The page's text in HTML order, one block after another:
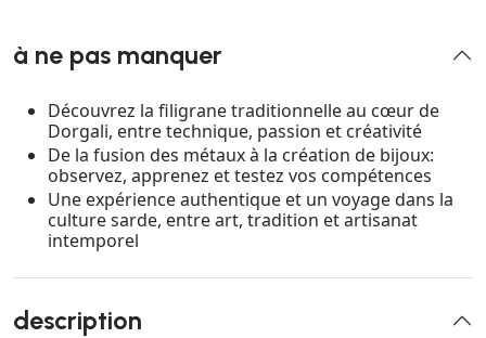
à ne pas manquer
Découvrez la filigrane traditionnelle au cœur de
Dorgali, entre technique, passion et créativité
De la fusion des métaux à la création de bijoux:
observez, apprenez et testez vos compétences
Une expérience authentique et un voyage dans la
culture sarde, entre art, tradition et artisanat
intemporel
description